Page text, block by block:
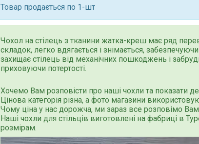
Товар продається по 1-шт
Чохол на стілець з тканини жатка-креш має ряд
складок, легко вдягається і знімається,
захищає стілець від механічних пошкоджень і
приховуючи потертості.
Хочемо Вам розповісти про наші чохли та показати
Цінова категорія різна, а фото магазини
Чому ціна у нас дорожча, ми зараз все розповімо
Наші чохли для стільців виготовлені на фабриці в
розмірам.